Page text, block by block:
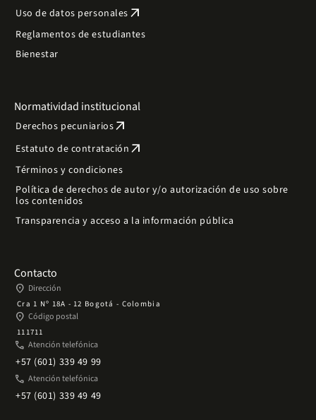
Uso de datos personales arrow_outward
Reglamentos de estudiantes
Bienestar
Normatividad institucional
Derechos pecuniariosarrow_outward
Estatuto de contratación arrow_outward
Términos y condiciones
Política de derechos de autor y/o autorización de uso sobre
los contenidos
Transparencia y acceso a la información pública
Contacto
place Dirección
Cra 1 Nº 18A - 12 Bogotá - Colombia
place Código postal
111711
phone Atención telefónica
+57 (601) 339 49 99
phone Atención telefónica
+57 (601) 339 49 49